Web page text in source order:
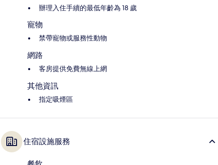
辦理入住手續的最低年齡為 18 歲
寵物
禁帶寵物或服務性動物
網路
客房提供免費無線上網
其他資訊
指定吸煙區
住宿設施服務